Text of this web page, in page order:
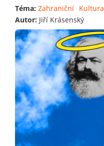
Téma: Zahraniční Kultura
Autor: Jiří Krásenský